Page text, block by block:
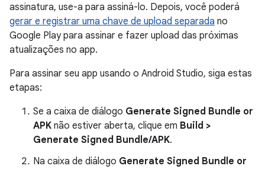
assinatura, use-a para assiná-lo. Depois, você poderá
gerar e registrar uma chave de upload separada no
Google Play para assinar e fazer upload das próximas
atualizações no app.
Para assinar seu app usando o Android Studio, siga estas
etapas:
Se a caixa de diálogo Generate Signed Bundle or
APK não estiver aberta, clique em Build >
Generate Signed Bundle/APK.
Na caixa de diálogo Generate Signed Bundle or